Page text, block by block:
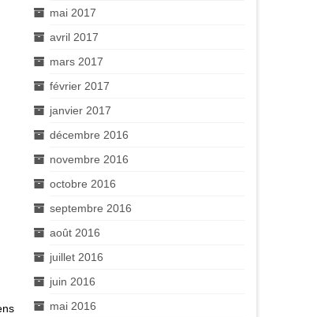
mai 2017
avril 2017
mars 2017
février 2017
janvier 2017
décembre 2016
novembre 2016
octobre 2016
septembre 2016
août 2016
juillet 2016
juin 2016
mai 2016